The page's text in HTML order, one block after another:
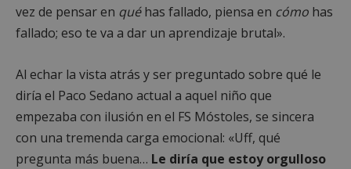
vez de pensar en quéhas fallado, piensa en cómo has
fallado; eso te va a dar un aprendizaje brutal».
Al echar la vista atrás y ser preguntado sobre qué le
diría el Paco Sedano actual a aquel niño que
empezaba con ilusión en el FS Móstoles, se sincera
con una tremenda carga emocional: «Uff, qué
pregunta más buena… Le diría que estoy orgulloso